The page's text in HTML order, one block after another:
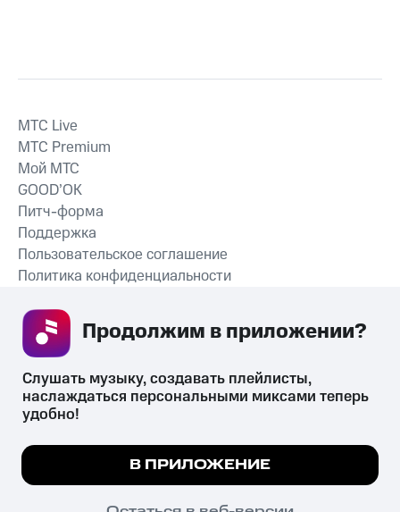
СКАЧАТЬ ПРИЛОЖЕНИЕ
MTС Live
MTС Premium
Мой МТС
GOOD’OK
Питч-форма
Поддержка
Пользовательское соглашение
Политика конфиденциальности
психотропных веществ, их аналогов причиняет вред здоровью,
их незаконный оборот запрещён и влечёт установленную
законодательством ответственность.
© 2026 ООО «КИОН».
Мы используем куки, чтобы на сайте все
Подробнее
ПОНЯТНО
Слушать музыку, создавать плейлисты,
наслаждаться персональными миксами теперь
удобно!
В ПРИЛОЖЕНИЕ